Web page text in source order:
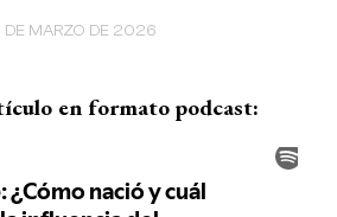
DE MARZO DE 2026
en formato podcast: